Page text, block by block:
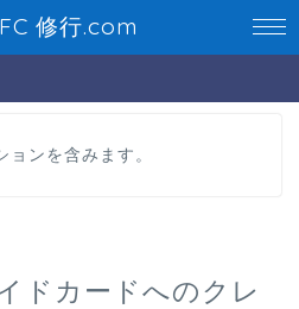
修行.com
ンを含みます。
ドカードへのクレ